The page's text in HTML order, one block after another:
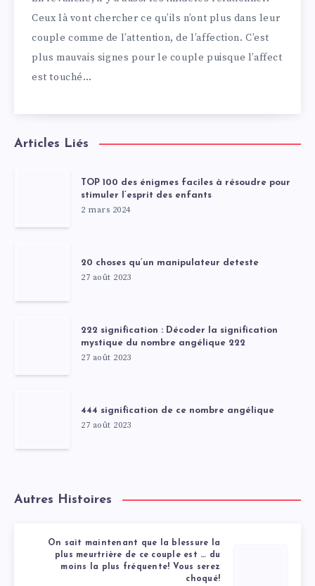
Ceux là vont chercher ce qu’ils n’ont plus dans leur
couple comme de l’attention, de l’affection. C’est
plus mauvais signes pour le couple puisque l’affect
est touché…
Articles Liés
TOP 100 des énigmes faciles à résoudre pour
stimuler l’esprit des enfants
2 mars 2024
20 choses qu’un manipulateur deteste
27 août 2023
222 signification : Décoder la signification
mystique du nombre angélique 222
27 août 2023
444 signification de ce nombre angélique
27 août 2023
Autres Histoires
On sait maintenant que la blessure la
plus meurtrière de ce couple est … du
moins la plus fréquente! Vous serez
choqué!